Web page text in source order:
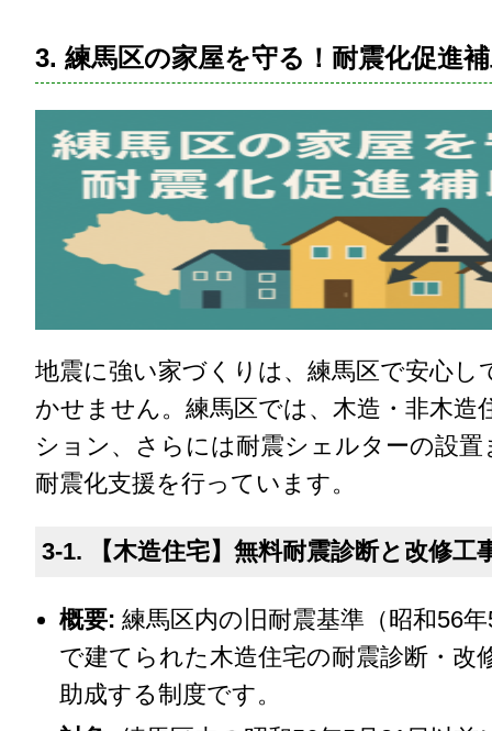
3. 練馬区の家屋を守る！耐震化促進
地震に強い家づくりは、練馬区で安心し
かせません。練馬区では、木造・非木造
ション、さらには耐震シェルターの設置
耐震化支援を行っています。
3-1. 【木造住宅】無料耐震診断と改修工
概要: 練馬区内の旧耐震基準（昭和56
で建てられた木造住宅の耐震診断・改
助成する制度です。